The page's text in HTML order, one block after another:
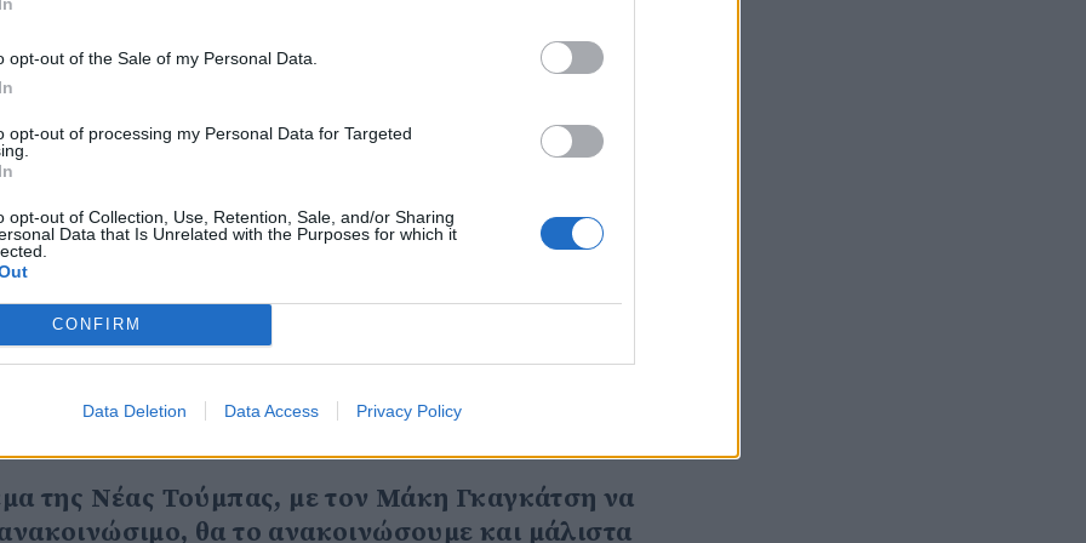
opt-out of the Sale of my Personal Data.
opt-out of processing my Personal Data for Targeted
opt-out of Collection, Use, Retention, Sale, and/or Sharing
Data that Is Unrelated with the Purposes for which it
CONFIRM
Data Deletion Data Access Privacy Policy
στην ουσία της υπόθεσης και να λάμψει η
υπόθεσης!».
ποδόσφαιρο τα τελευταία χρόνια,
ότι μπήκε το VAR, πλέον δεν σκεφτόμαστε
πήρε ένα πρωτάθλημα, τρία Κύπελλα και του
20ετία είχε πάρει ένα πρωτάθλημα και
Χαριλάου από τον Άρη και το 2002 ξανά. Ο
που τόσο λοιδωρήθηκε και τόσο έχει
και φέτος, πάλι λοιδωρήθηκε. Έγιναν πιο
σίγουρα όχι τέλεια. Μας έκλεψαν ένα
στην ίδια κουβέντα».
ο ΠΑΟΚ νέο γήπεδο»
της Νέας Τούμπας, με τον Μάκη Γκαγκάτση να
θα το ανακοινώσουμε και μάλιστα